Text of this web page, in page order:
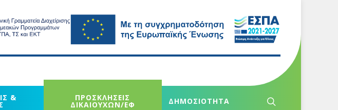
& ΠΡΟΣΚΛΗΣΕΙΣ
ΔΙΚΑΙΟΥΧΩΝ/ΕΦ ΔΗΜΟΣΙΟΤΗΤΑ